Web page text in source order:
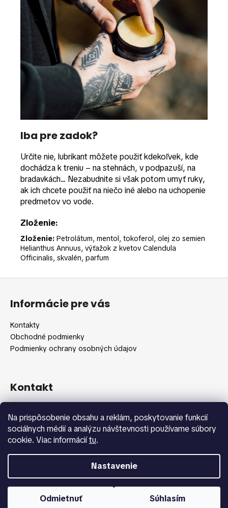
Na prispôsobenie obsahu a reklám, poskytovanie funkcií
sociálnych médií a analýzu návštevnosti používame súbory
cookie. Viac informáciítu.
Nastavenie
Odmietnuť Súhlasím
Iba pre zadok?
Určite nie, lubrikant môžete použiť kdekoľvek, kde
dochádza k treniu – na stehnách, v podpazuší, na
bradavkách... Nezabudnite si však potom umyť ruky,
ak ich chcete použiť na niečo iné alebo na uchopenie
predmetov vo vode.
Zloženie:
Zloženie: Petrolátum, mentol, tokoferol, olej zo semien
Helianthus Annuus, výťažok z kvetov Calendula
Officinalis, skvalén, parfum
Informácie pre vás
Kontakty
Obchodné podmienky
Podmienky ochrany osobných údajov
Kontakt
+420 775 371 692
Copyright 2026Shopbeauty.sk. Všetky práva vyhradené.
Upraviť nastavenie cookies